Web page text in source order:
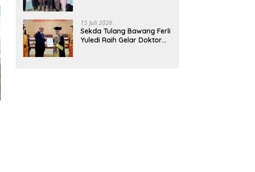
Bergizi Gratis di Natar
15 Juli 2026
Sekda Tulang Bawang Ferli
Yuledi Raih Gelar Doktor